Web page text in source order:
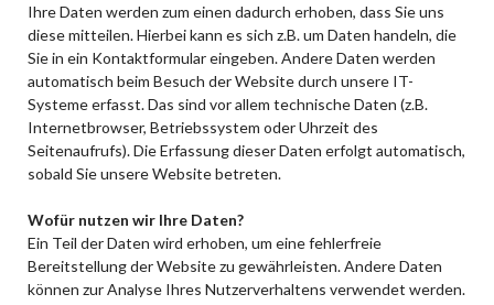
Ihre Daten werden zum einen dadurch erhoben, dass Sie uns
diese mitteilen. Hierbei kann es sich z.B. um Daten handeln, die
Sie in ein Kontaktformular eingeben. Andere Daten werden
automatisch beim Besuch der Website durch unsere IT-
Systeme erfasst. Das sind vor allem technische Daten (z.B.
Internetbrowser, Betriebssystem oder Uhrzeit des
Seitenaufrufs). Die Erfassung dieser Daten erfolgt automatisch,
sobald Sie unsere Website betreten.
Wofür nutzen wir Ihre Daten?
Ein Teil der Daten wird erhoben, um eine fehlerfreie
Bereitstellung der Website zu gewährleisten. Andere Daten
können zur Analyse Ihres Nutzerverhaltens verwendet werden.